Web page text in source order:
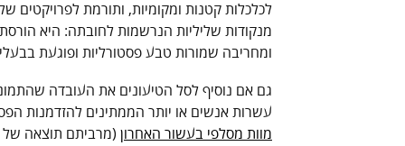
לכלכלות קטנות ומקומיות, ותורמת
מנקודות שליליות הנרשמות לחובתה: היא
ומחריבה שמורות טבע פסטורליות ופוגעת
גם אם נוסיף לסל הטיעונים את העובדה
עשרות אנשים או יותר הממתינים להזדמנות
מוות מסלפי בעשור האחרון (מרביתם תוצאה של